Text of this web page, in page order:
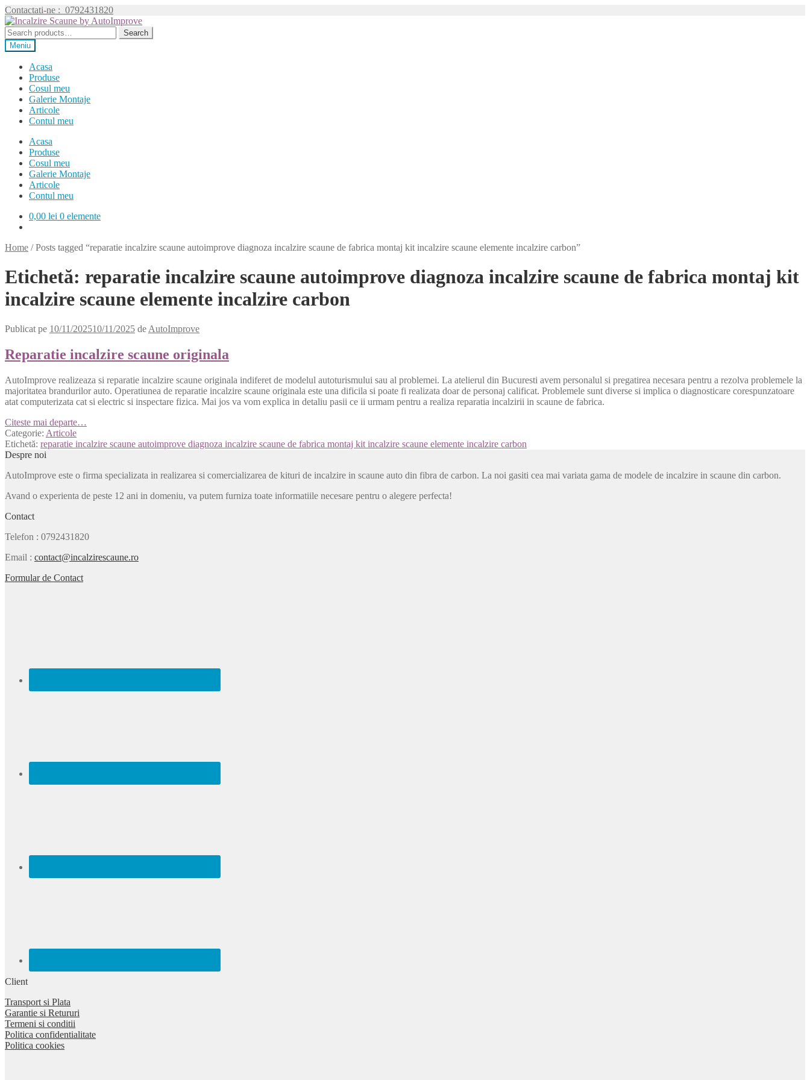
Contactati-ne : 0792431820
Sari
la
navigare
Sari
la
conținut
Search
for:
Search
Meniu
Acasa
Produse
Cosul meu
Galerie Montaje
Articole
Contul meu
Acasa
Produse
Cosul meu
Galerie Montaje
Articole
Contul meu
0,00 lei 0 elemente
Home /Posts tagged “reparatie incalzire scaune autoimprove diagnoza incalzire scaune de fabrica montaj kit incalzire scaune elemente incalzire carbon”
Etichetă: reparatie incalzire scaune autoimprove diagnoza incalzire scaune de fabrica montaj kit
incalzire scaune elemente incalzire carbon
Publicat pe 10/11/202510/11/2025 de AutoImprove
Reparatie incalzire scaune originala
AutoImprove realizeaza si reparatie incalzire scaune originala indiferet de modelul autoturismului sau al problemei. La atelierul din Bucuresti avem personalul si pregatirea necesara pentru a rezolva problemele la
majoritatea brandurilor auto. Operatiunea de reparatie incalzire scaune originala este una dificila si poate fi realizata doar de personaj calificat. Problemele sunt diverse si implica o diagnosticare corespunzatoare
atat computerizata cat si electric si inspectare fizica. Mai jos va vom explica in detaliu pasii ce ii urmam pentru a realiza reparatia incalzirii in scaune de fabrica.
Citeste mai departe…
Categorie: Articole
Etichetă: reparatie incalzire scaune autoimprove diagnoza incalzire scaune de fabrica montaj kit incalzire scaune elemente incalzire carbon
Despre noi
AutoImprove este o firma specializata in realizarea si comercializarea de kituri de incalzire in scaune auto din fibra de carbon. La noi gasiti cea mai variata gama de modele de incalzire in scaune din carbon.
Avand o experienta de peste 12 ani in domeniu, va putem furniza toate informatiile necesare pentru o alegere perfecta!
Contact
Telefon : 0792431820
Email : contact@incalzirescaune.ro
Formular de Contact
Client
Transport si Plata
Garantie si Retururi
Termeni si conditii
Politica confidentialitate
Politica cookies